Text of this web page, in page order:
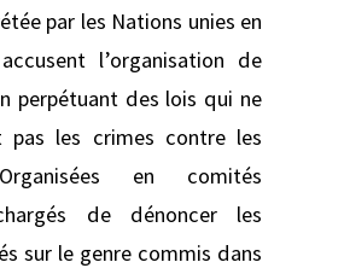
par les Nations unies en
l’organisation de
perpétuant des lois qui ne
pas les crimes contre les
en comités
de dénoncer les
sur le genre commis dans